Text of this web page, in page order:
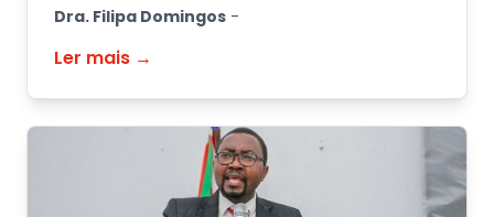
Dra. Filipa Domingos -
Ler mais →